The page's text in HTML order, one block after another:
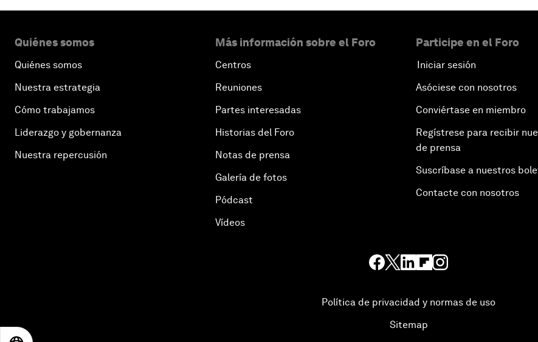
Quiénes somos
Quiénes somos
Nuestra estrategia
Cómo trabajamos
Liderazgo y gobernanza
Nuestra repercusión
Más información sobre el Foro
Centros
Reuniones
Partes interesadas
Historias del Foro
Notas de prensa
Galería de fotos
Pódcast
Vídeos
Participe en el Foro
Iniciar sesión
Asóciese con nosotros
Conviértase en miembro
Regístrese para recibir
de prensa
Suscríbase a nuestros
Contacte con nosotros
Política de privacidad y normas de uso
Sitemap